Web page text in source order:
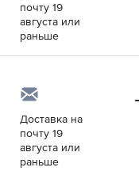
почту 19
августа или
раньше
Доставка на
почту 19
августа или
раньше